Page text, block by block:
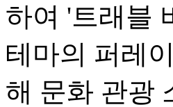
하여 '트래블
테마의 퍼레
해 문화 관광